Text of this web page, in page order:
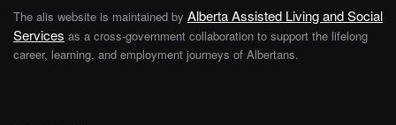
The alis website is maintained by Alberta Assisted Living and Social
Services as a cross-government collaboration to support the lifelong
career, learning, and employment journeys of Albertans.